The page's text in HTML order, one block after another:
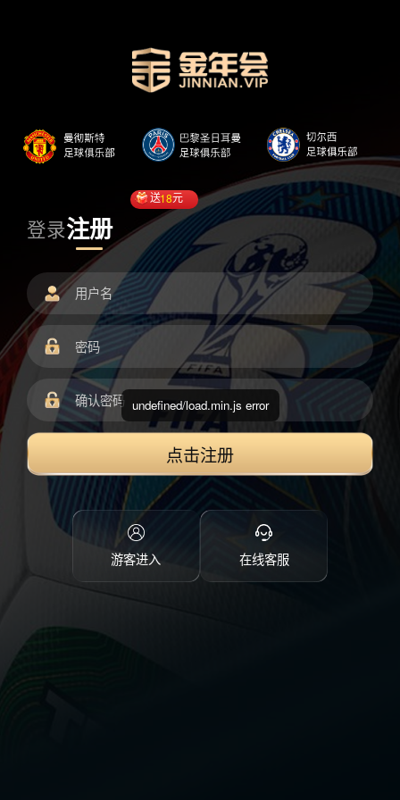
登录注册
送18元
点击注册
游客进入 在线客服
undefined/load.min.js error